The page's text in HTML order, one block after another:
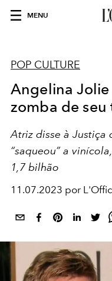
MENU
POP CULTURE
Angelina Jolie
zomba de
Atriz disse à Justiça
“saqueou” a
1,7 bilhão
11.07.2023 por